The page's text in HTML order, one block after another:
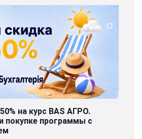
на курс BAS АГРО.
покупке программы с